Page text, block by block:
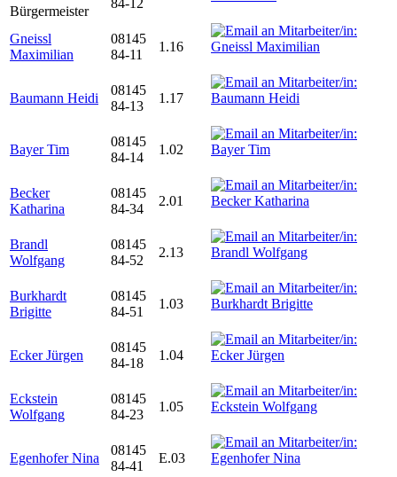
Bürgermeister
84-12
Gneissl
Maximilian
08145
84-11
1.16
Baumann Heidi
08145
84-13
1.17
Bayer Tim
08145
84-14
1.02
Becker
Katharina
08145
84-34
2.01
Brandl
Wolfgang
08145
84-52
2.13
Burkhardt
Brigitte
08145
84-51
1.03
Ecker Jürgen
08145
84-18
1.04
Eckstein
Wolfgang
08145
84-23
1.05
Egenhofer Nina
08145
84-41
E.03